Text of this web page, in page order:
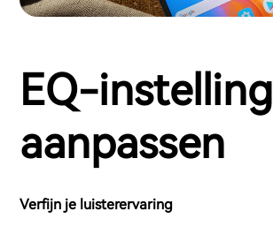
EQ-instelling
aanpassen
Verfijn je luisterervaring